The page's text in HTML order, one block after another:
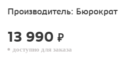
Производитель: Бюрократ
13 990 ₽
доступно для заказа